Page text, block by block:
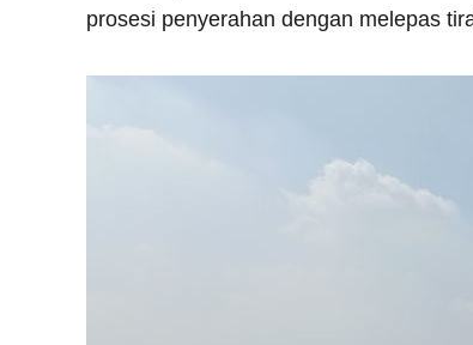
prosesi penyerahan dengan melepas